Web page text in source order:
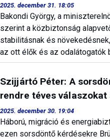
2025. december 31. 18:05
Bakondi György, a
szerint a közbiztonság
stabilitásnak és
az ott élők és az odalátogatók
Szijjártó Péter: A
rendre téves válaszokat
2025. december 30. 19:04
Háború, migráció és
ezen sorsdöntő kérdésekre